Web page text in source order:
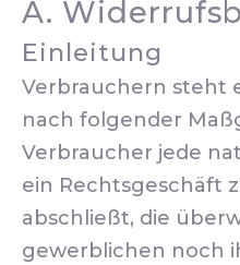
A.
Einleitung
Verbrauchern steht
nach folgender
Verbraucher jede
ein Rechtsgeschäft
abschließt, die
gewerblichen noch